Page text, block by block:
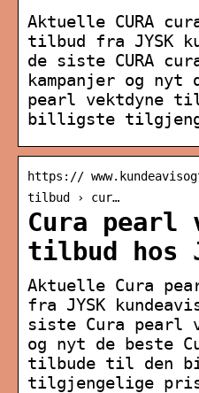
Aktuelle CURA
tilbud fra JYSK
de siste CURA
kampanjer og nyt
pearl vektdyne
billigste
https://
tilbud › cur…
Cura pearl
tilbud hos
Aktuelle Cura
fra JYSK
siste Cura pearl
og nyt de beste
tilbude til den
tilgjengelige